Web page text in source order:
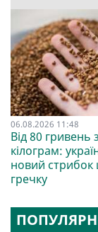
06.08.2026 11:48
Від 80 гривень
кілограм:
новий стрибок
гречку